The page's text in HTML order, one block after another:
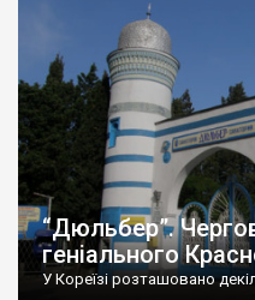
“Дюльбер”.
геніального
У Кореїзі розташовано